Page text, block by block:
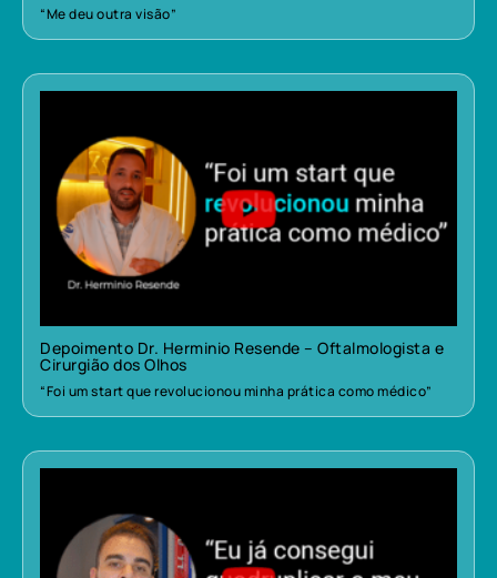
“Me deu outra visão”
Depoimento Dr. Herminio Resende – Oftalmologista e
Cirurgião dos Olhos
“Foi um start que revolucionou minha prática como médico”